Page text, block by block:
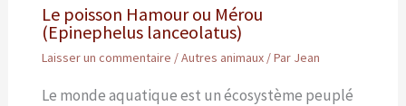
Le poisson Hamour ou Mérou
(Epinephelus lanceolatus)
Laisser un commentaire /Autres animaux/ Par Jean
Le monde aquatique est un écosystème peuplé